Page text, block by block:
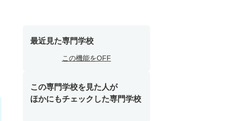
最近見た専門学校
この機能をOFF
この専門学校を見た人が
ほかにもチェックした専門学校